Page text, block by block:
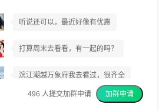
听说还可以，最近好像有优惠
打算周末去看看，有一起的吗？
滨江潮越万象府我去看过，很齐全
496 人提交加群申请 加群申请